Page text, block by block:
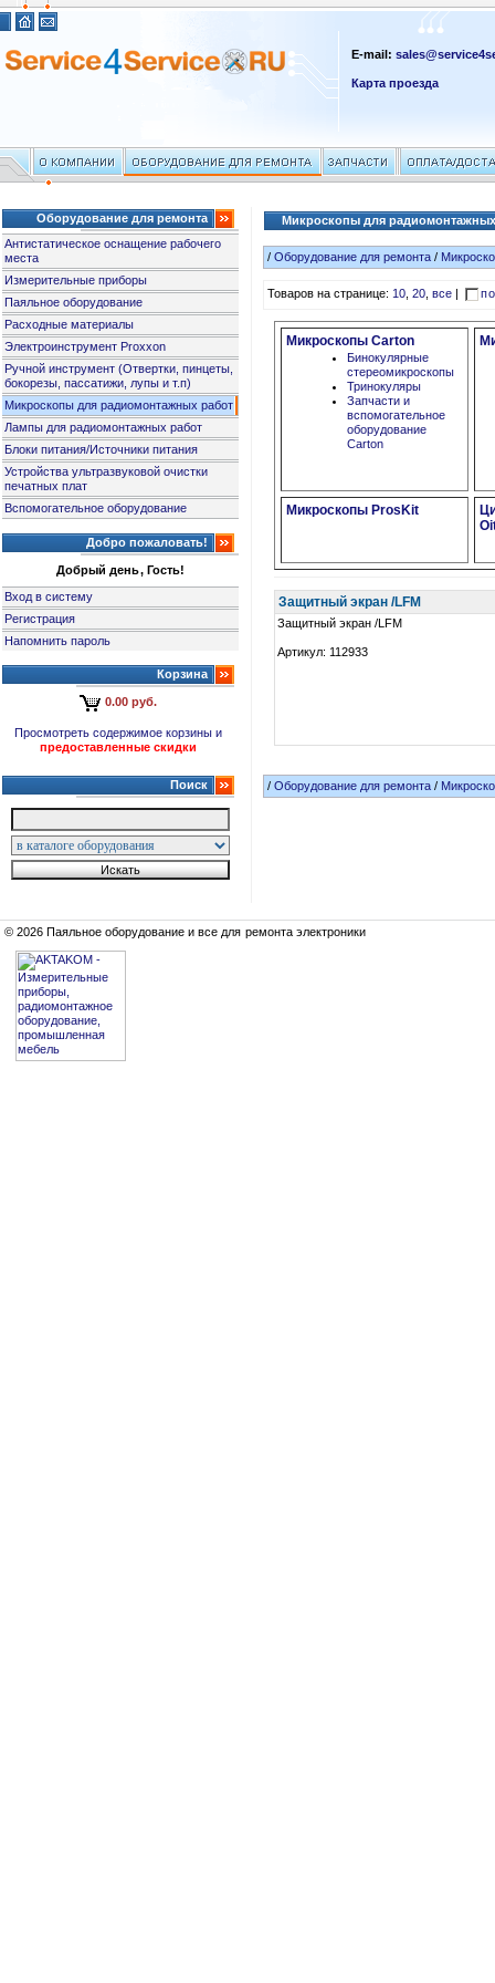
E-mail:
Карта проезда
Оборудование для ремонта
Антистатическое оснащение рабочего
места
Измерительные приборы
Паяльное оборудование
Расходные материалы
Электроинструмент Proxxon
Ручной инструмент (Отвертки, пинцеты,
бокорезы, пассатижи, лупы и т.п)
Микроскопы для радиомонтажных работ
Лампы для радиомонтажных работ
Блоки питания/Источники питания
Устройства ультразвуковой очистки
печатных плат
Вспомогательное оборудование
Добро пожаловать!
Добрый день, Гость!
Вход в систему
Регистрация
Напомнить пароль
Корзина
0.00 руб.
Просмотреть содержимое корзины и
предоставленные скидки
Поиск
Микроскопы для
/Оборудование для ремонта /
Товаров на странице:10,20,все
Микроскопы Carton
Бинокулярные
стереомикроскопы
Тринокуляры
Запчасти и
вспомогательное
оборудование
Carton
Микроскопы ProsKit
Защитный экран /LFM
Защитный экран /LFM
Артикул: 112933
/Оборудование для ремонта /
© 2026 Паяльное оборудование и все для ремонта электроники